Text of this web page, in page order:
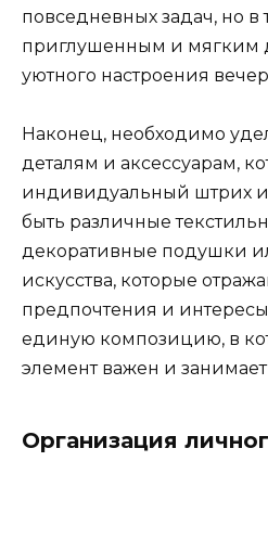
повседневных задач, но в
приглушенным и мягким
уютного настроения
Наконец, необходимо
деталям и аксессуарам,
индивидуальный штрих
быть различные
декоративные подушки
искусства, которые
предпочтения и
единую композицию, в
элемент важен и занимает
Организация